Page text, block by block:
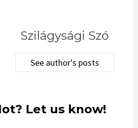
Szilágysági Szó
See author's posts
Let us know!